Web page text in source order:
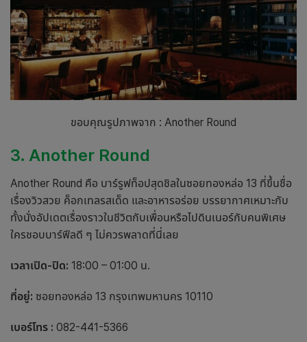
ขอบคุณรูปภาพจาก : Another Round
3. Another Round
Another Round คือ บาร์รูฟท็อปสุดชิลในซอยทองหล่อ 13 ที่ขึ้นชื่อ
เรื่องวิวสวย ค็อกเทลรสเด็ด และอาหารอร่อย บรรยากาศเหมาะกับ
ทั้งนั่งอัปเดตเรื่องราวในชีวิตกับเพื่อนหรือไปดินเนอร์กับคนพิเศษ
ใครชอบบาร์ฟีลดี ๆ ไม่ควรพลาดที่นี่เลย
เวลาเปิด-ปิด: 18:00 – 01:00 น.
ที่อยู่: ซอยทองหล่อ 13 กรุงเทพมหานคร 10110
เบอร์โทร : 082-441-5366